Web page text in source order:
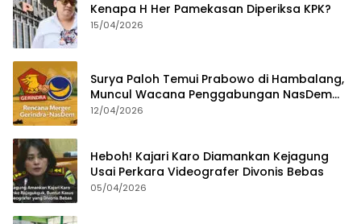
Kenapa H Her Pamekasan Diperiksa KPK?
15/04/2026
Surya Paloh Temui Prabowo di Hambalang,
Muncul Wacana Penggabungan NasDem
dan Gerindra
12/04/2026
Heboh! Kajari Karo Diamankan Kejagung
Usai Perkara Videografer Divonis Bebas
05/04/2026